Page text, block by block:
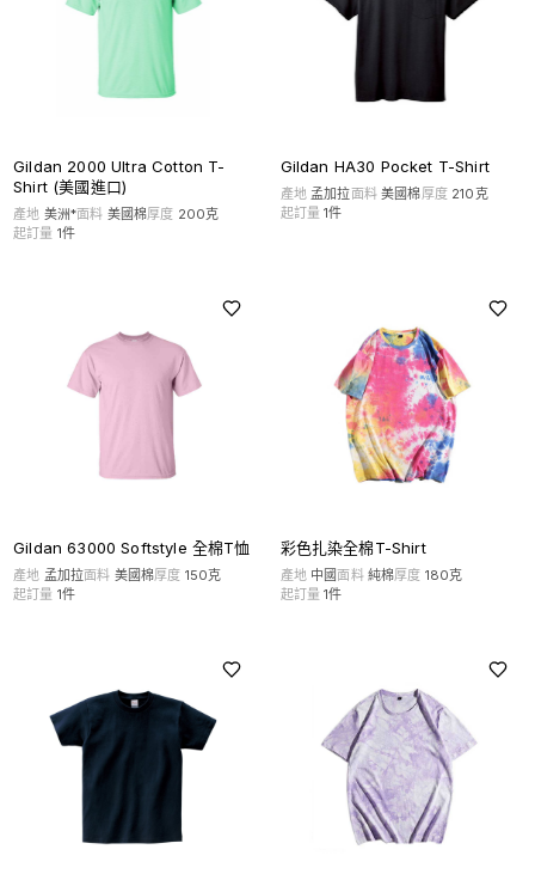
Gildan 2000 Ultra Cotton T-
Shirt (美國進口)
產地 美洲*面料 美國棉厚度 200克
起訂量 1件
Gildan HA30 Pocket T-Shirt
產地 孟加拉面料 美國棉厚度 210克
起訂量 1件
Gildan 63000 Softstyle 全棉T恤
產地 孟加拉面料 美國棉厚度 150克
起訂量 1件
彩色扎染全棉T-Shirt
產地 中國面料 純棉厚度 180克
起訂量 1件